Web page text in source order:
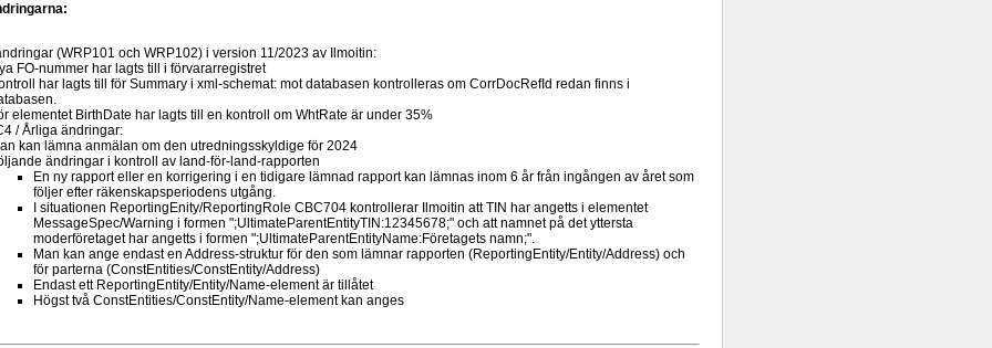
(WRP101 och WRP102) i version 11/2023 av Ilmoitin:
FO-nummer har lagts till i förvararregistret
har lagts till för Summary i xml-schemat: mot databasen kontrolleras om CorrDocRefId redan finns i
elementet BirthDate har lagts till en kontroll om WhtRate är under 35%
/ Årliga ändringar:
kan lämna anmälan om den utredningsskyldige för 2024
ändringar i kontroll av land-för-land-rapporten
En ny rapport eller en korrigering i en tidigare lämnad rapport kan lämnas inom 6 år från ingången av året som
följer efter räkenskapsperiodens utgång.
I situationen ReportingEnity/ReportingRole CBC704 kontrollerar Ilmoitin att TIN har angetts i elementet
MessageSpec/Warning i formen ";UltimateParentEntityTIN:12345678;" och att namnet på det yttersta
moderföretaget har angetts i formen ";UltimateParentEntityName:Företagets namn;".
Man kan ange endast en Address-struktur för den som lämnar rapporten (ReportingEntity/Entity/Address) och
för parterna (ConstEntities/ConstEntity/Address)
Endast ett ReportingEntity/Entity/Name-element är tillåtet
Högst två ConstEntities/ConstEntity/Name-element kan anges